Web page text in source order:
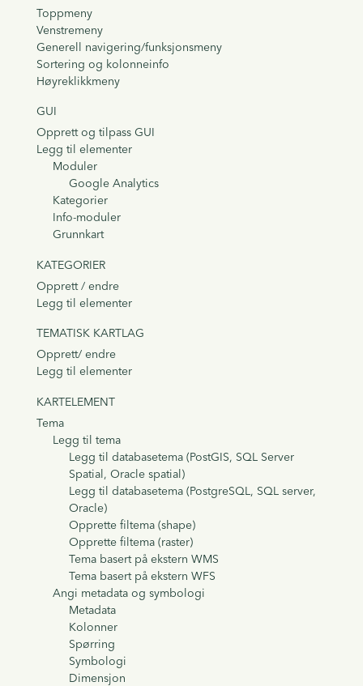
Toppmeny
Venstremeny
Generell navigering/funksjonsmeny
Sortering og kolonneinfo
Høyreklikkmeny
GUI
Opprett og tilpass GUI
Legg til elementer
Moduler
Google Analytics
Kategorier
Info-moduler
Grunnkart
KATEGORIER
Opprett / endre
Legg til elementer
TEMATISK KARTLAG
Opprett/ endre
Legg til elementer
KARTELEMENT
Tema
Legg til tema
Legg til databasetema (PostGIS, SQL Server
Spatial, Oracle spatial)
Legg til databasetema (PostgreSQL, SQL server,
Oracle)
Opprette filtema (shape)
Opprette filtema (raster)
Tema basert på ekstern WMS
Tema basert på ekstern WFS
Angi metadata og symbologi
Metadata
Kolonner
Spørring
Symbologi
Dimensjon